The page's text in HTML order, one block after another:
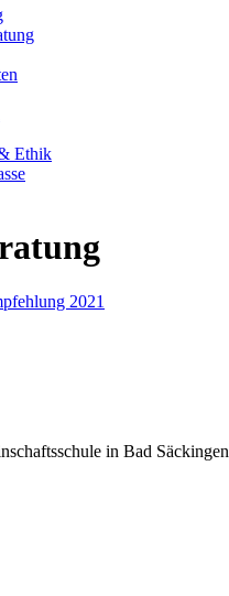
Ethik
in Bad Säckingen